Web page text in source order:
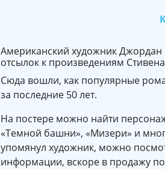
Американский художник Джордан
отсылок к произведениям
Сюда вошли, как популярные
за последние 50 лет.
На постере можно найти
«Темной башни», «Мизери» и
упомянул художник, можно
информации, вскоре в продажу